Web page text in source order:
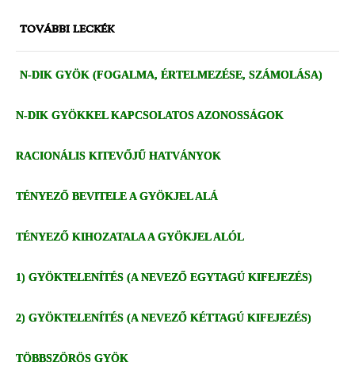
TOVÁBBI LECKÉK
N-DIK GYÖK (FOGALMA, ÉRTELMEZÉSE, SZÁMOLÁSA)
N-DIK GYÖKKEL KAPCSOLATOS AZONOSSÁGOK
RACIONÁLIS KITEVŐJŰ HATVÁNYOK
TÉNYEZŐ BEVITELE A GYÖKJEL ALÁ
TÉNYEZŐ KIHOZATALA A GYÖKJEL ALÓL
1) GYÖKTELENÍTÉS (A NEVEZŐ EGYTAGÚ KIFEJEZÉS)
2) GYÖKTELENÍTÉS (A NEVEZŐ KÉTTAGÚ KIFEJEZÉS)
TÖBBSZÖRÖS GYÖK